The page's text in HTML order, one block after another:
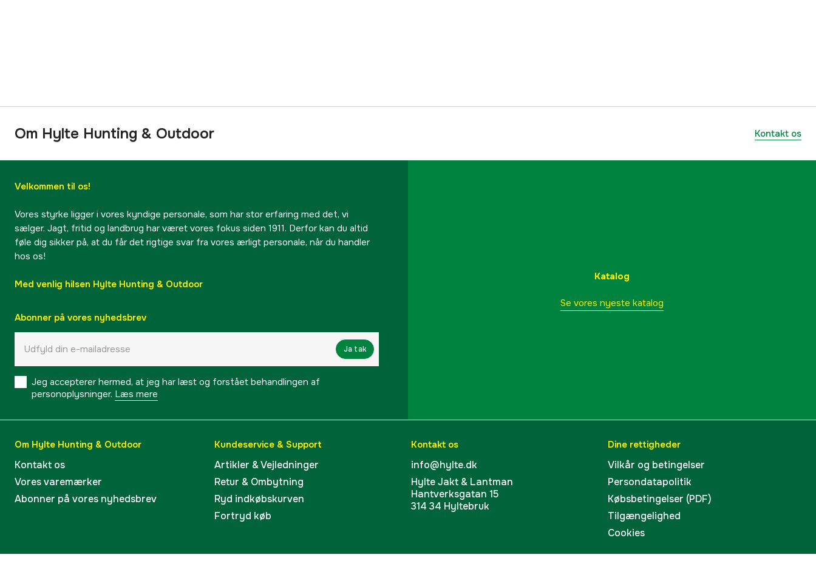
Om Hylte Hunting & Outdoor Kontakt os
Velkommen til os!
Vores styrke ligger i vores kyndige personale, som har stor erfaring med det, vi
sælger. Jagt, fritid og landbrug har været vores fokus siden 1911. Derfor kan du altid
føle dig sikker på, at du får det rigtige svar fra vores ærligt personale, når du handler
hos os!
Med venlig hilsen Hylte Hunting & Outdoor
Abonner på vores nyhedsbrev
Ja tak
Jeg accepterer hermed, at jeg har læst og forstået behandlingen af ​​
personoplysninger. Læs mere
Katalog
Se vores nyeste katalog
Om Hylte Hunting & Outdoor
Kontakt os
Vores varemærker
Abonner på vores nyhedsbrev
Kundeservice & Support
Artikler & Vejledninger
Retur & Ombytning
Ryd indkøbskurven
Fortryd køb
Kontakt os
info@hylte.dk
Hylte Jakt & Lantman
Hantverksgatan 15
314 34 Hyltebruk
Dine rettigheder
Vilkår og betingelser
Persondatapolitik
Købsbetingelser (PDF)
Tilgængelighed
Cookies